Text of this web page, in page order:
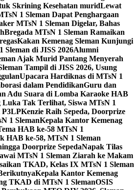
Skrining Kesehatan muridLewat
1 Sleman Dapat Penghargaan
MTsN 1 Sleman Digelar, Bahas
Bregada MTsN 1 Sleman Ramaikan
Kakan Kemenag Sleman Kunjungi
Sleman di JISS 2026Alumni
Ajak Murid Pantang Menyerah
Tampil di JISS 2026, Usung
Upacara Hardiknas di MTsN 1
dalam PendidikanGuru dan
Adu Suara di Lomba Karaoke HAB
Tak Terlihat, Siswa MTsN 1
P3LPKenzie Raih Sepeda, Doorprize
1 SlemanKepala Kantor Kemenag
HAB ke-58 MTsN 1
HAB ke-58, MTsN 1 Sleman
Doorprize SepedaNapak Tilas
MTsN 1 Sleman Ziarah ke Makam
TKAD, Kelas IX MTsN 1 Sleman
Kepala Kantor Kemenag
TKAD di MTsN 1 SlemanOSIS